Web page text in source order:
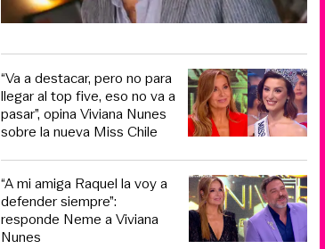
“Va a destacar, pero no para
llegar al top five, eso no va a
pasar”, opina Viviana Nunes
sobre la nueva Miss Chile
“A mi amiga Raquel la voy a
defender siempre”:
responde Neme a Viviana
Nunes